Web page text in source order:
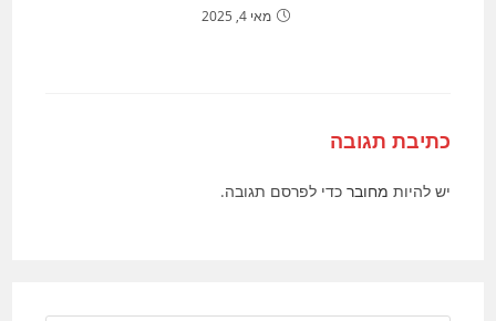
מאי 4, 2025
כתיבת תגובה
יש להיות מחובר כדי לפרסם תגובה.